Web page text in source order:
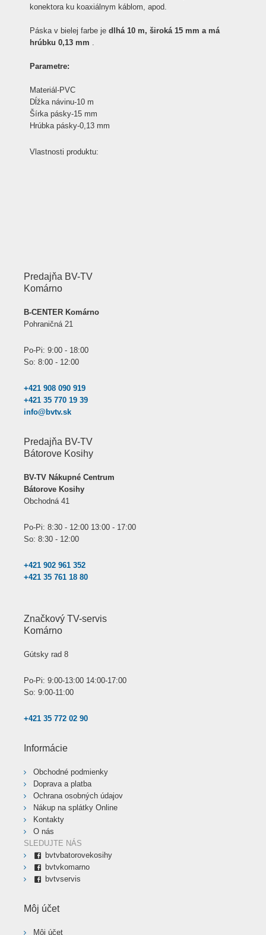
konektora ku koaxiálnym káblom, apod.
Páska v bielej farbe je dlhá 10 m, široká 15 mm a má
hrúbku 0,13 mm .
Parametre:
Materiál-PVC
Dĺžka návinu-10 m
Šírka pásky-15 mm
Hrúbka pásky-0,13 mm
Vlastnosti produktu:
Predajňa BV-TV
Komárno
B-CENTER Komárno
Pohraničná 21
Po-Pi: 9:00 - 18:00
So: 8:00 - 12:00
+421 908 090 919
+421 35 770 19 39
info@bvtv.sk
Predajňa BV-TV
Bátorove Kosihy
BV-TV Nákupné Centrum
Bátorove Kosihy
Obchodná 41
Po-Pi: 8:30 - 12:00 13:00 - 17:00
So: 8:30 - 12:00
+421 902 961 352
+421 35 761 18 80
Značkový TV-servis
Komárno
Gútsky rad 8
Po-Pi: 9:00-13:00 14:00-17:00
So: 9:00-11:00
+421 35 772 02 90
Informácie
Obchodné podmienky
Doprava a platba
Ochrana osobných údajov
Nákup na splátky Online
Kontakty
O nás
SLEDUJTE NÁS
bvtvbatorovekosihy
bvtvkomarno
bvtvservis
Môj účet
Môj účet